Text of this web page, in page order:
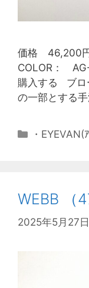
価格 46,200
COLOR：
購入する ブロ
の一部とする
・EYEVAN(
WEBB
2025年5月27日